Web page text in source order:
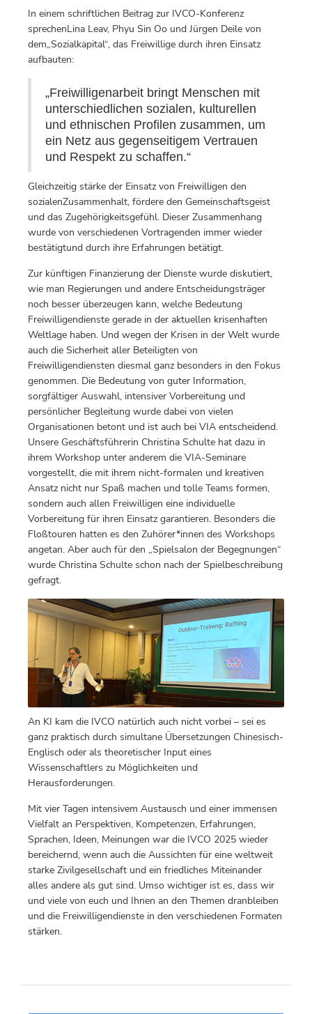
In einem schriftlichen Beitrag zur IVCO-Konferenz
sprechenLina Leav, Phyu Sin Oo und Jürgen Deile von
dem„Sozialkapital“, das Freiwillige durch ihren Einsatz
aufbauten:
„Freiwilligenarbeit bringt Menschen mit
unterschiedlichen sozialen, kulturellen
und ethnischen Profilen zusammen, um
ein Netz aus gegenseitigem Vertrauen
und Respekt zu schaffen.“
Gleichzeitig stärke der Einsatz von Freiwilligen den
sozialenZusammenhalt, fördere den Gemeinschaftsgeist
und das Zugehörigkeitsgefühl. Dieser Zusammenhang
wurde von verschiedenen Vortragenden immer wieder
bestätigtund durch ihre Erfahrungen betätigt.
Zur künftigen Finanzierung der Dienste wurde diskutiert,
wie man Regierungen und andere Entscheidungsträger
noch besser überzeugen kann, welche Bedeutung
Freiwilligendienste gerade in der aktuellen krisenhaften
Weltlage haben. Und wegen der Krisen in der Welt wurde
auch die Sicherheit aller Beteiligten von
Freiwilligendiensten diesmal ganz besonders in den Fokus
genommen. Die Bedeutung von guter Information,
sorgfältiger Auswahl, intensiver Vorbereitung und
persönlicher Begleitung wurde dabei von vielen
Organisationen betont und ist auch bei VIA entscheidend.
Unsere Geschäftsführerin Christina Schulte hat dazu in
ihrem Workshop unter anderem die VIA-Seminare
vorgestellt, die mit ihrem nicht-formalen und kreativen
Ansatz nicht nur Spaß machen und tolle Teams formen,
sondern auch allen Freiwilligen eine individuelle
Vorbereitung für ihren Einsatz garantieren. Besonders die
Floßtouren hatten es den Zuhörer*innen des Workshops
angetan. Aber auch für den „Spielsalon der Begegnungen“
wurde Christina Schulte schon nach der Spielbeschreibung
gefragt.
An KI kam die IVCO natürlich auch nicht vorbei – sei es
ganz praktisch durch simultane Übersetzungen Chinesisch-
Englisch oder als theoretischer Input eines
Wissenschaftlers zu Möglichkeiten und
Herausforderungen.
Mit vier Tagen intensivem Austausch und einer immensen
Vielfalt an Perspektiven, Kompetenzen, Erfahrungen,
Sprachen, Ideen, Meinungen war die IVCO 2025 wieder
bereichernd, wenn auch die Aussichten für eine weltweit
starke Zivilgesellschaft und ein friedliches Miteinander
alles andere als gut sind. Umso wichtiger ist es, dass wir
und viele von euch und Ihnen an den Themen dranbleiben
und die Freiwilligendienste in den verschiedenen Formaten
stärken.